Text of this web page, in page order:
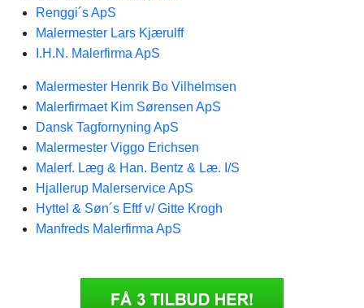
Renggi´s ApS
Malermester Lars Kjærulff
I.H.N. Malerfirma ApS
Malermester Henrik Bo Vilhelmsen
Malerfirmaet Kim Sørensen ApS
Dansk Tagfornyning ApS
Malermester Viggo Erichsen
Malerf. Læg & Han. Bentz & Læ. I/S
Hjallerup Malerservice ApS
Hyttel & Søn´s Eftf v/ Gitte Krogh
Manfreds Malerfirma ApS